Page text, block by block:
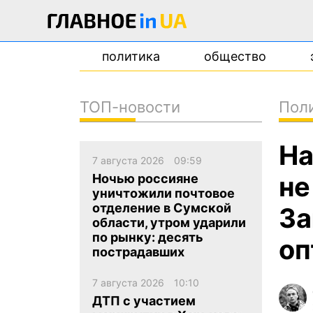
политика общество
ТОП-новости
7 августа 2026 09:59
Ночью россияне
уничтожили почтовое
отделение в Сумской
области, утром ударили
по рынку: десять
пострадавших
7 августа 2026 10:10
ДТП с участием